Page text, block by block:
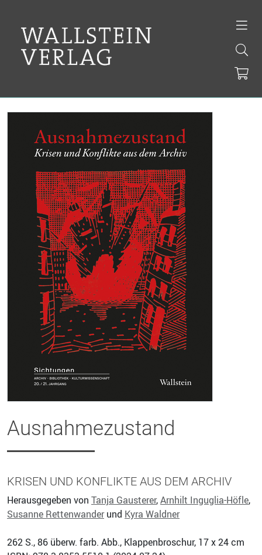
Ausnahmezustand
KRISEN UND KONFLIKTE AUS DEM ARCHIV
Herausgegeben von Tanja Gausterer,Arnhilt Inguglia-Höfle,
Susanne Rettenwanderund Kyra Waldner
262 S., 86 überw. farb. Abb., Klappenbroschur, 17 x 24 cm